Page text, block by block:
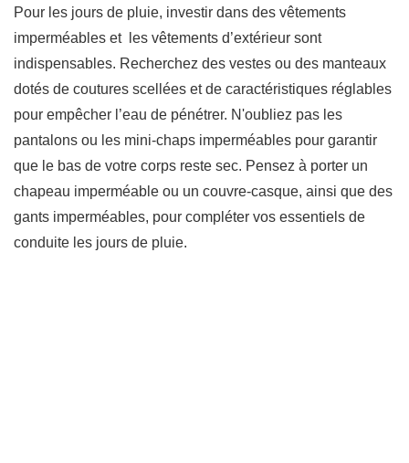
Pour les jours de pluie, investir dans des vêtements
imperméables et les vêtements d’extérieur sont
indispensables. Recherchez des vestes ou des manteaux
dotés de coutures scellées et de caractéristiques réglables
pour empêcher l’eau de pénétrer. N'oubliez pas les
pantalons ou les mini-chaps imperméables pour garantir
que le bas de votre corps reste sec. Pensez à porter un
chapeau imperméable ou un couvre-casque, ainsi que des
gants imperméables, pour compléter vos essentiels de
conduite les jours de pluie.